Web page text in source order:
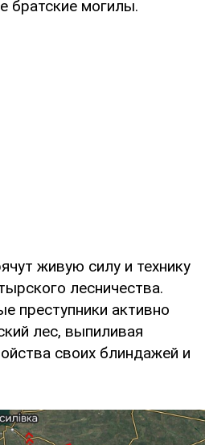
братские могилы.
живую силу и технику
лесничества.
преступники активно
лес, выпиливая
своих блиндажей и